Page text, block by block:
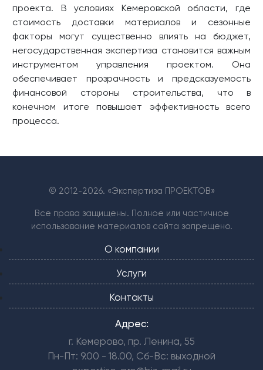
проекта. В условиях Кемеровской области, где
стоимость доставки материалов и сезонные
факторы могут существенно влиять на бюджет,
негосударственная экспертиза становится важным
инструментом управления проектом. Она
обеспечивает прозрачность и предсказуемость
финансовой стороны строительства, что в
конечном итоге повышает эффективность всего
процесса.
© 2012-2026. «Экспертиза ПРОЕКТОВ»
Все права защищены. Полное или частичное
использование материалов сайта запрещено.
О компании
Услуги
Контакты
Адрес:
г. Кемерово, пр. Ленина, 55
Пн-Пт: 9.00 - 18.00, Сб-Вс: выходной